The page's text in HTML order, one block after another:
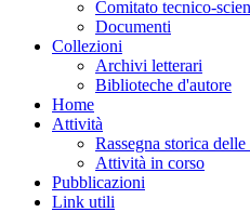
Comitato tecnico-
Documenti
Collezioni
Archivi letterari
Biblioteche d'autore
Home
Attività
Rassegna storica
Attività in corso
Pubblicazioni
Link utili